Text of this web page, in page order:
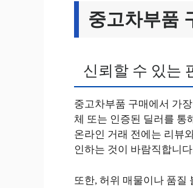
중고차부품
신뢰할 수 있는
중고차부품 구매에서 가
체 또는 인증된 딜러를 통
온라인 거래 전에는 리뷰
인하는 것이 바람직합니
또한, 허위 매물이나 품질